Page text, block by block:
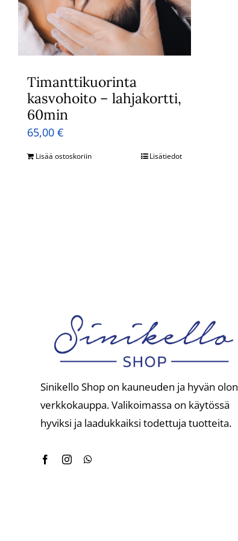
Timanttikuorinta
kasvohoito – lahjakortti,
60min
65,00 €
Lisää ostoskoriin Lisätiedot
Sinikello Shop on kauneuden ja hyvän olon
verkkokauppa. Valikoimassa on käytössä
hyviksi ja laadukkaiksi todettuja tuotteita.